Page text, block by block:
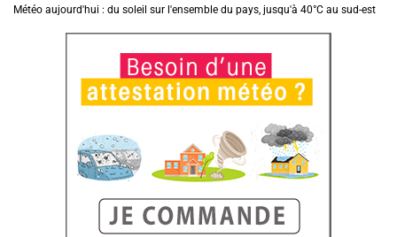
Météo aujourd'hui : du soleil sur l'ensemble du pays, jusqu'à 40°C au sud-est